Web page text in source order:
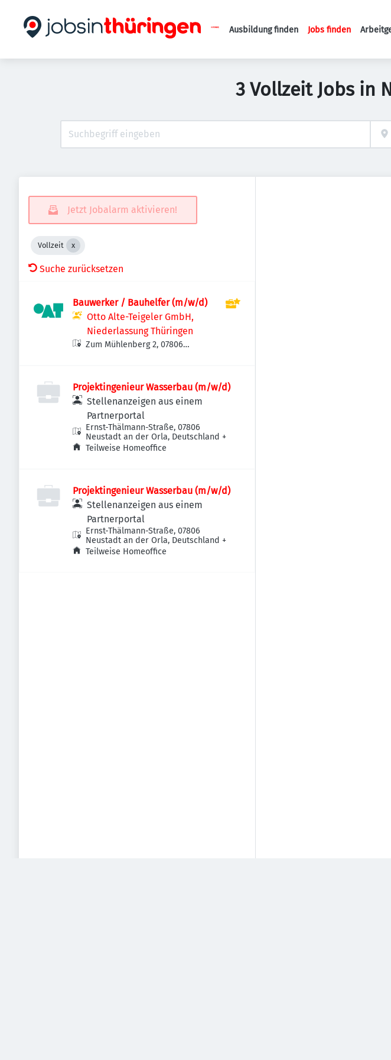
Ausbildung finden Jobs finden
3 Vollzeit Jobs in
Jetzt Jobalarm aktivieren!
Vollzeit
Suche zurücksetzen
Bauwerker / Bauhelfer (m/w/d)
Otto Alte-Teigeler GmbH,
Niederlassung Thüringen
Zum Mühlenberg 2, 07806
Projektingenieur Wasserbau (m/w/d)
Stellenanzeigen aus einem
Partnerportal
Ernst-Thälmann-Straße, 07806
Neustadt an der Orla, Deutschland +
Teilweise Homeoffice
Projektingenieur Wasserbau (m/w/d)
Stellenanzeigen aus einem
Partnerportal
Ernst-Thälmann-Straße, 07806
Neustadt an der Orla, Deutschland +
Teilweise Homeoffice